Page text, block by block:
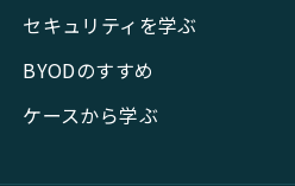
セキュリティを学ぶ
BYODのすすめ
ケースから学ぶ